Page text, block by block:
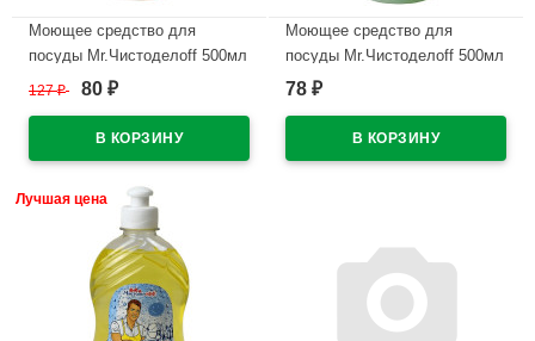
Моющее средство для
посуды Mr.Чистоделоff 500мл
гель/бальзам (Аналог КАПЛЯ)
127₽ 80 ₽
Моющее средство для
посуды Mr.Чистоделоff 500мл
антибак гель
78 ₽
Лучшая цена